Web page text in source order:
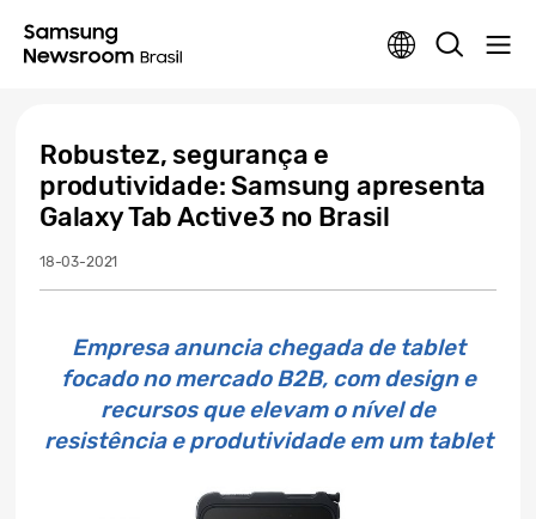
Robustez, segurança e
produtividade: Samsung apresenta
Galaxy Tab Active3 no Brasil
18-03-2021
Empresa anuncia chegada de tablet
focado no mercado B2B, com design e
recursos que elevam o nível de
resistência e produtividade em um tablet